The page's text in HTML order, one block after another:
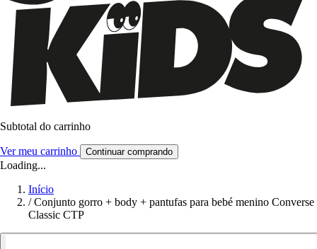
Subtotal do carrinho
Ver meu carrinho Continuar comprando
Loading...
Início
/ Conjunto gorro + body + pantufas para bebé menino Converse
Classic CTP